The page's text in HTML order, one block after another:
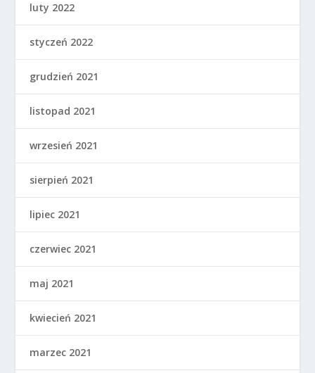
luty 2022
styczeń 2022
grudzień 2021
listopad 2021
wrzesień 2021
sierpień 2021
lipiec 2021
czerwiec 2021
maj 2021
kwiecień 2021
marzec 2021